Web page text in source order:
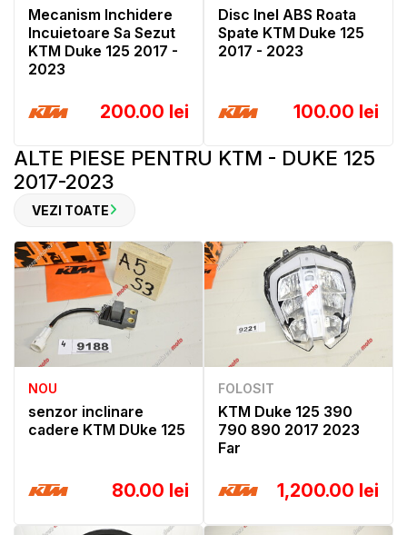
Mecanism Inchidere
Incuietoare Sa Sezut
KTM Duke 125 2017 -
2023
200.00 lei
Disc Inel ABS Roata
Spate KTM Duke 125
2017 - 2023
100.00 lei
ALTE PIESE PENTRU KTM - DUKE 125
2017-2023
VEZI TOATE
NOU
senzor inclinare
cadere KTM DUke 125
80.00 lei
FOLOSIT
KTM Duke 125 390
790 890 2017 2023
Far
1,200.00 lei